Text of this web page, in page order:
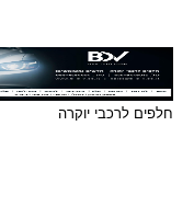
חלפים לרכבי יוקרה